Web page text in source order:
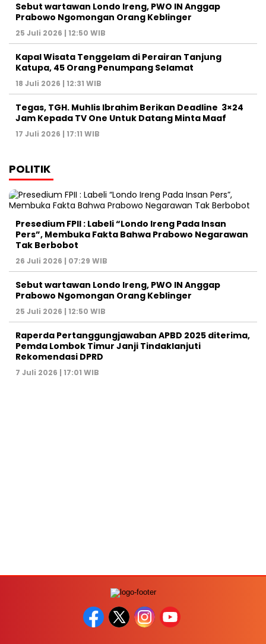
Sebut wartawan Londo Ireng, PWO IN Anggap
Prabowo Ngomongan Orang Keblinger
25 Juli 2026 | 12:50 WIB
Kapal Wisata Tenggelam di Perairan Tanjung
Katupa, 45 Orang Penumpang Selamat
18 Juli 2026 | 12:31 WIB
Tegas, TGH. Muhlis Ibrahim Berikan Deadline 3×24
Jam Kepada TV One Untuk Datang Minta Maaf
17 Juli 2026 | 17:11 WIB
POLITIK
Presedium FPII : Labeli “Londo Ireng Pada Insan
Pers”, Membuka Fakta Bahwa Prabowo Negarawan
Tak Berbobot
26 Juli 2026 | 07:29 WIB
Sebut wartawan Londo Ireng, PWO IN Anggap
Prabowo Ngomongan Orang Keblinger
25 Juli 2026 | 12:50 WIB
Raperda Pertanggungjawaban APBD 2025 diterima,
Pemda Lombok Timur Janji Tindaklanjuti
Rekomendasi DPRD
7 Juli 2026 | 17:01 WIB